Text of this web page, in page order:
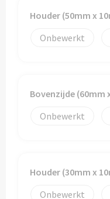
Houder (50mm x
Onbewerkt
Bovenzijde (60mm
Onbewerkt
Houder (30mm x
Onbewerkt